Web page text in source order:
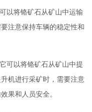
以将铬矿石从矿山中运输
注意保持车辆的稳定性和
可以将铬矿石从矿山中提
机进行采矿时，需要注意
果和人员安全。